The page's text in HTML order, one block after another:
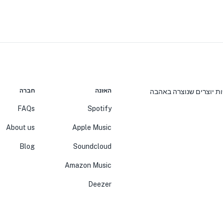
יוצרים שנוצרה באהבה
האזנה
Spotify
Apple Music
Soundcloud
Amazon Music
Deezer
חברה
FAQs
About us
Blog